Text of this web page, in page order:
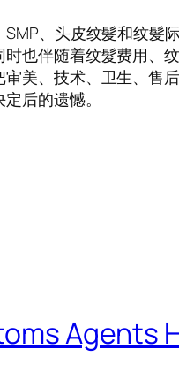
、头皮纹髮和纹髮
也伴随着纹髮费用、
美、技术、卫生、售
后的遗憾。
Agents